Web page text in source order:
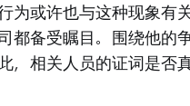
为或许也与这种现象有
都备受瞩目。围绕他的
，相关人员的证词是否